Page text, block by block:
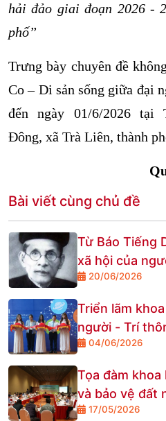
hải đảo giai đoạn 2026 -
phố”
Trưng bày chuyên đề
Co – Di sản sống giữa đại
đến ngày 01/6/2026 tại
Đông, xã Trà Liên, thành
Bài viết cùng chủ đề
Từ Báo Tiếng
xã hội của
20/06/2026
Triển lãm
người - Trí
04/06/2026
Tọa đàm khoa
và bảo vệ đất
tại Cửa Hàn -
17/05/2026